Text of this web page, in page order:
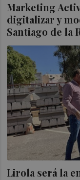
Marketing
digitalizar y
Santiago de la
Lirola será la